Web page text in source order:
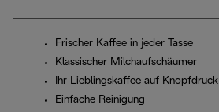
Frischer Kaffee in jeder Tasse
Klassischer Milchaufschäumer
Ihr Lieblingskaffee auf Knopfdruck
Einfache Reinigung